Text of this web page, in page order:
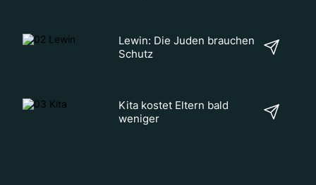
Lewin: Die Juden brauchen
Schutz
Kita kostet Eltern bald
weniger